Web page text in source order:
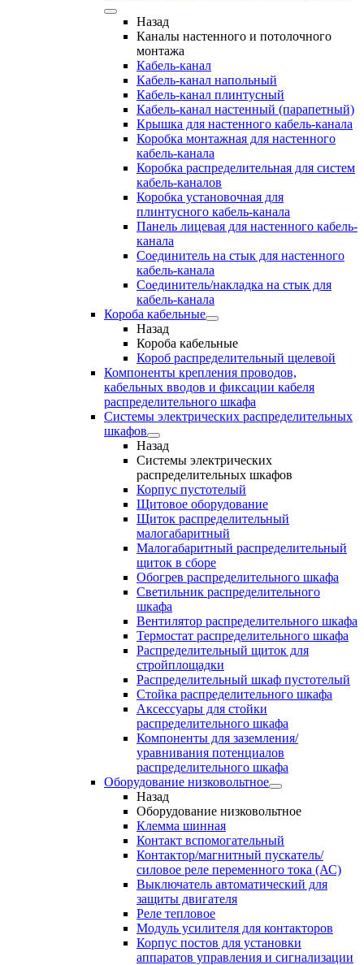
Назад
Каналы настенного и потолочного
монтажа
Кабель-канал
Кабель-канал напольный
Кабель-канал плинтусный
Кабель-канал настенный (парапетный)
Крышка для настенного кабель-канала
Коробка монтажная для настенного
кабель-канала
Коробка распределительная для систем
кабель-каналов
Коробка установочная для
плинтусного кабель-канала
Панель лицевая для настенного кабель-
канала
Соединитель на стык для настенного
кабель-канала
Соединитель/накладка на стык для
кабель-канала
Короба кабельные
Назад
Короба кабельные
Короб распределительный щелевой
Компоненты крепления проводов,
кабельных вводов и фиксации кабеля
распределительного шкафа
Системы электрических распределительных
шкафов
Назад
Системы электрических
распределительных шкафов
Корпус пустотелый
Щитовое оборудование
Щиток распределительный
малогабаритный
Малогабаритный распределительный
щиток в сборе
Обогрев распределительного шкафа
Светильник распределительного
шкафа
Вентилятор распределительного шкафа
Термостат распределительного шкафа
Распределительный щиток для
стройплощадки
Распределительный шкаф пустотелый
Стойка распределительного шкафа
Аксессуары для стойки
распределительного шкафа
Компоненты для заземления/
уравнивания потенциалов
распределительного шкафа
Оборудование низковольтное
Назад
Оборудование низковольтное
Клемма шинная
Контакт вспомогательный
Контактор/магнитный пускатель/
силовое реле переменного тока (АС)
Выключатель автоматический для
защиты двигателя
Реле тепловое
Модуль усилителя для контакторов
Корпус постов для установки
аппаратов управления и сигнализации